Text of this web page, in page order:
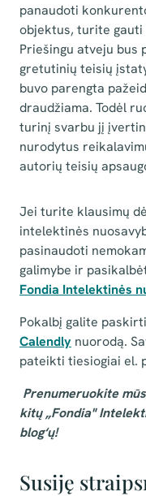
panaudoti
objektus, turite gauti
Priešingu atveju bus
gretutinių teisių
buvo parengta
draudžiama. Todėl
turinį svarbu jį
nurodytus
autorių teisių
Jei turite klausimų
intelektinės
pasinaudoti
galimybe ir
Fondia Intelektinės
Pokalbį galite
Calendly nuorodą.
pateikti tiesiogiai el.
Prenumeruokite
kitų „Fondia"
blog‘ų!
Susiję